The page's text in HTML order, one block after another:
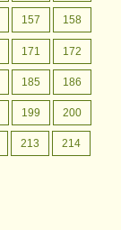
157 158
171 172
185 186
199 200
213 214